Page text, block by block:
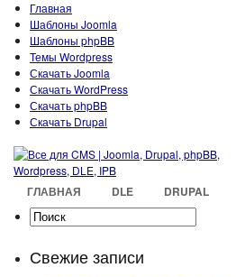
Главная
Шаблоны Joomla
Шаблоны phpBB
Темы Wordpress
Скачать Joomla
Скачать WordPress
Скачать phpBB
Скачать Drupal
ГЛАВНАЯ DLE DRUPAL
Свежие записи